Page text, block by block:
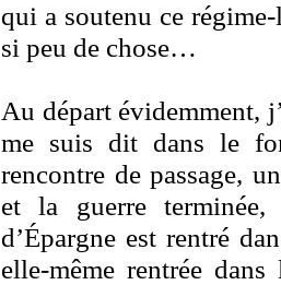
qui a soutenu ce
si peu de chose…
Au départ évidemment,
me suis dit dans le
rencontre de passage,
et la guerre terminée,
d’Épargne est rentré
elle-même rentrée